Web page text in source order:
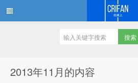
2013年11月的内容